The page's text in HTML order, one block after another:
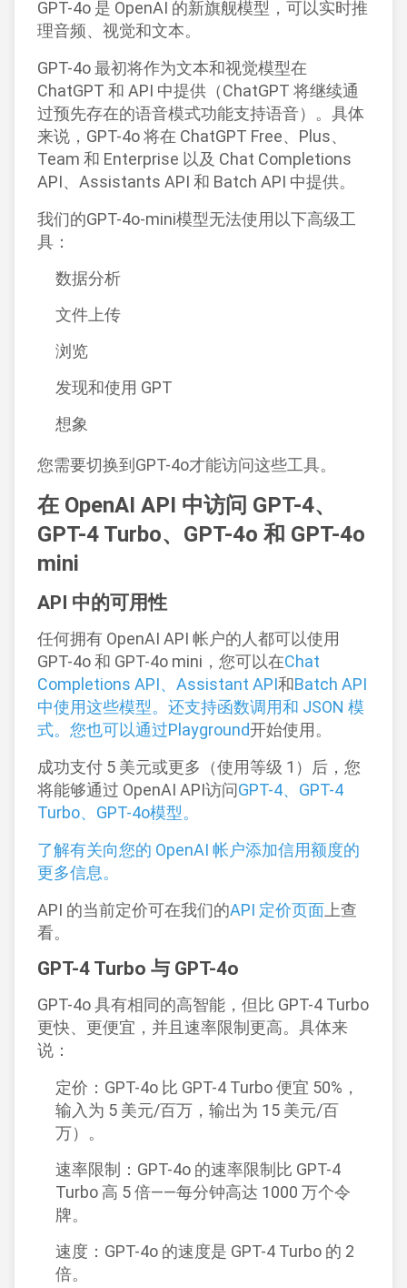
GPT-4o 是 OpenAI 的新旗舰模型，可以实时推
理音频、视觉和文本。
GPT-4o 最初将作为文本和视觉模型在
ChatGPT 和 API 中提供（ChatGPT 将继续通
过预先存在的语音模式功能支持语音）。具体
来说，GPT-4o 将在 ChatGPT Free、Plus、
Team 和 Enterprise 以及 Chat Completions
API、Assistants API 和 Batch API 中提供。
我们的GPT-4o-mini模型无法使用以下高级工
具：
数据分析
文件上传
浏览
发现和使用 GPT
想象
您需要切换到GPT-4o才能访问这些工具。
在 OpenAI API 中访问 GPT-4、
GPT-4 Turbo、GPT-4o 和 GPT-4o
mini
API 中的可用性
任何拥有 OpenAI API 帐户的人都可以使用
GPT-4o 和 GPT-4o mini，您可以在Chat
Completions API、 Assistant API和Batch API
中使用这些模型。还支持函数调用和 JSON 模
式。您也可以通过Playground开始使用。
成功支付 5 美元或更多（使用等级 1）后，您
将能够通过 OpenAI API访问GPT-4、GPT-4
Turbo、GPT-4o模型。
了解有关向您的 OpenAI 帐户添加信用额度的
更多信息。
API 的当前定价可在我们的API 定价页面上查
看。
GPT-4 Turbo 与 GPT-4o
GPT-4o 具有相同的高智能，但比 GPT-4 Turbo
更快、更便宜，并且速率限制更高。具体来
说：
定价：GPT-4o 比 GPT-4 Turbo 便宜 50%，
输入为 5 美元/百万，输出为 15 美元/百
万）。
速率限制：GPT-4o 的速率限制比 GPT-4
Turbo 高 5 倍——每分钟高达 1000 万个令
牌。
速度：GPT-4o 的速度是 GPT-4 Turbo 的 2
倍。